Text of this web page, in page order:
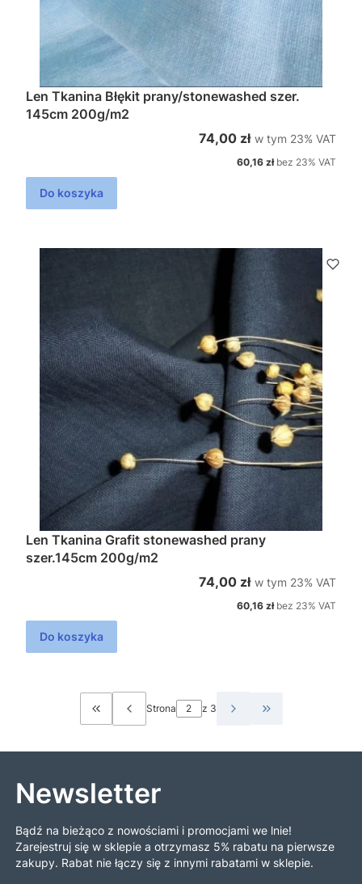
Len Tkanina Błękit prany/stonewashed szer.
145cm 200g/m2
Cena brutto
74,00 zł w tym %s VAT
w tym 23% VAT
Cena netto
60,16 zł bez 23% VAT
Do koszyka
Len Tkanina Grafit stonewashed prany
szer.145cm 200g/m2
Cena brutto
74,00 zł w tym %s VAT
w tym 23% VAT
Cena netto
60,16 zł bez 23% VAT
Do koszyka
Wróć do pierwszej strony z produktami
Strona z 3 Przejdź do
Newsletter
Bądź na bieżąco z nowościami i promocjami we lnie!
Zarejestruj się w sklepie a otrzymasz 5% rabatu na pierwsze
zakupy. Rabat nie łączy się z innymi rabatami w sklepie.